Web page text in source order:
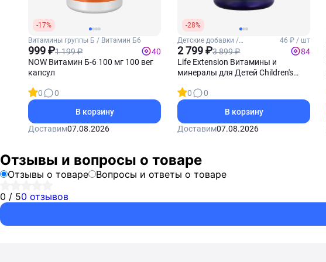
-17%
Витамины группы Б / Витамин Б6
999 ₽1 199 ₽
40
NOW Витамин Б-6 100 мг 100 вег
капсул
0
0
В корзину
Доставим07.08.2026
-28%
Детские добавки /
Мультивитамины для детей
46 ₽ / шт
2 799 ₽3 899 ₽
84
Life Extension Витамины и
минералы для Детей Children's
жевательных таблеток
0
0
В корзину
Доставим07.08.2026
Отзывы и вопросы о товаре
Отзывы о товаре
Вопросы и ответы о товаре
0 / 50 отзывов